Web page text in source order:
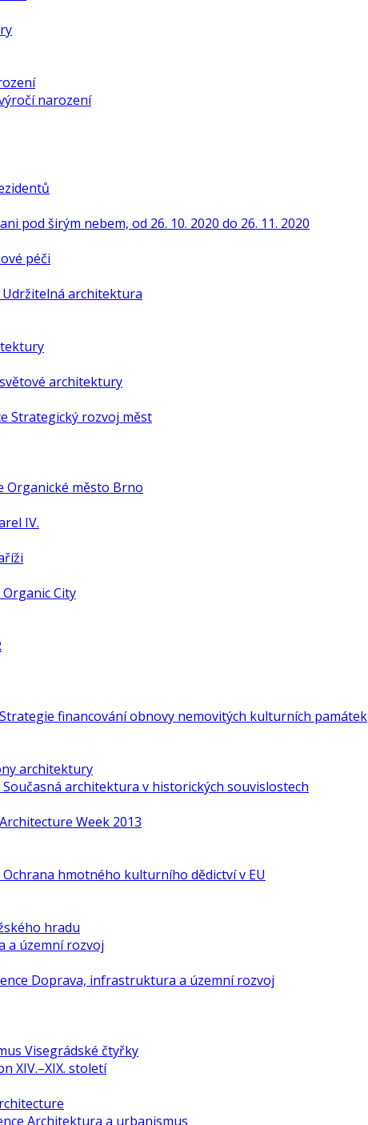
narození
pod širým nebem, od 26. 10. 2020 do 26. 11. 2020
péči
architektura
architektury
Strategický rozvoj měst
Organické město Brno
IV.
City
financování obnovy nemovitých kulturních památek
architektury
architektura v historických souvislostech
Week 2013
hmotného kulturního dědictví v EU
hradu
a územní rozvoj
Doprava, infrastruktura a územní rozvoj
Visegrádské čtyřky
XIV.–XIX. století
Architektura a urbanismus